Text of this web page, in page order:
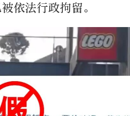
依法行政拘留。